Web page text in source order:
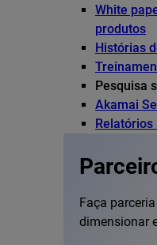
White
produtos
Histórias
Pesquisa
Akamai
Faça
dimensionar